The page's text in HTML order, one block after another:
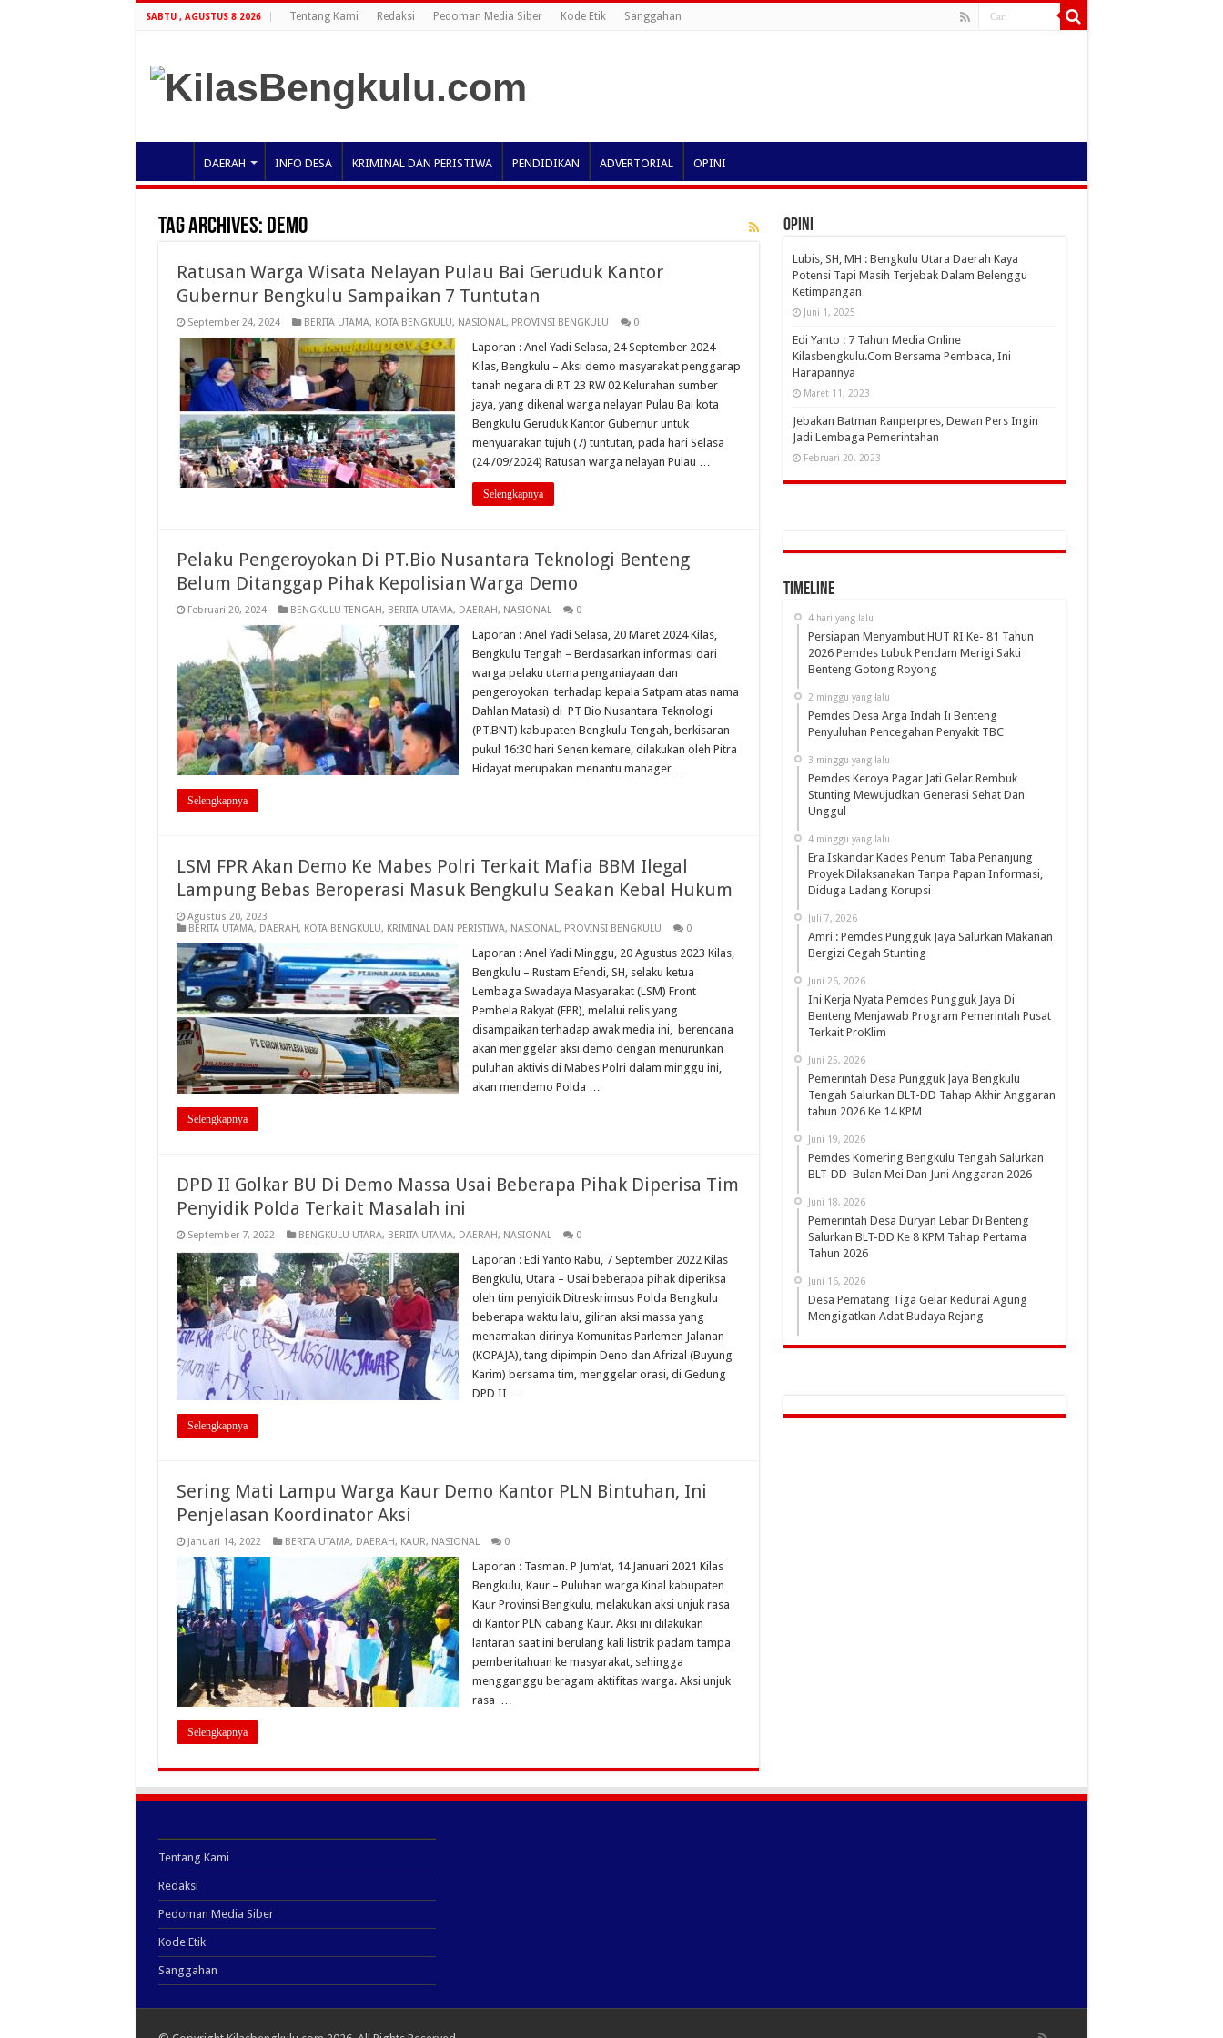
SABTU , AGUSTUS 8 2026 Tentang Kami Redaksi Pedoman Media Siber Kode Etik Sanggahan
DAERAH INFO DESA KRIMINAL DAN PERISTIWA PENDIDIKAN ADVERTORIAL OPINI
Tag Archives: Demo
Ratusan Warga Wisata Nelayan Pulau Bai Geruduk Kantor
Gubernur Bengkulu Sampaikan 7 Tuntutan
September 24, 2024 BERITA UTAMA, KOTA BENGKULU, NASIONAL, PROVINSI BENGKULU 0
Laporan : Anel Yadi Selasa, 24 September 2024
Kilas, Bengkulu – Aksi demo masyarakat penggarap
tanah negara di RT 23 RW 02 Kelurahan sumber
jaya, yang dikenal warga nelayan Pulau Bai kota
Bengkulu Geruduk Kantor Gubernur untuk
menyuarakan tujuh (7) tuntutan, pada hari Selasa
(24 /09/2024) Ratusan warga nelayan Pulau …
Selengkapnya
Pelaku Pengeroyokan Di PT.Bio Nusantara Teknologi Benteng
Belum Ditanggap Pihak Kepolisian Warga Demo
Februari 20, 2024 BENGKULU TENGAH, BERITA UTAMA, DAERAH, NASIONAL 0
Laporan : Anel Yadi Selasa, 20 Maret 2024 Kilas,
Bengkulu Tengah – Berdasarkan informasi dari
warga pelaku utama penganiayaan dan
pengeroyokan terhadap kepala Satpam atas nama
Dahlan Matasi) di PT Bio Nusantara Teknologi
(PT.BNT) kabupaten Bengkulu Tengah, berkisaran
pukul 16:30 hari Senen kemare, dilakukan oleh Pitra
Hidayat merupakan menantu manager …
Selengkapnya
LSM FPR Akan Demo Ke Mabes Polri Terkait Mafia BBM Ilegal
Lampung Bebas Beroperasi Masuk Bengkulu Seakan Kebal Hukum
Agustus 20, 2023
BERITA UTAMA, DAERAH, KOTA BENGKULU, KRIMINAL DAN PERISTIWA, NASIONAL, PROVINSI BENGKULU 0
Laporan : Anel Yadi Minggu, 20 Agustus 2023 Kilas,
Bengkulu – Rustam Efendi, SH, selaku ketua
Lembaga Swadaya Masyarakat (LSM) Front
Pembela Rakyat (FPR), melalui relis yang
disampaikan terhadap awak media ini, berencana
akan menggelar aksi demo dengan menurunkan
puluhan aktivis di Mabes Polri dalam minggu ini,
akan mendemo Polda …
Selengkapnya
DPD II Golkar BU Di Demo Massa Usai Beberapa Pihak Diperisa Tim
Penyidik Polda Terkait Masalah ini
September 7, 2022 BENGKULU UTARA, BERITA UTAMA, DAERAH, NASIONAL 0
Laporan : Edi Yanto Rabu, 7 September 2022 Kilas
Bengkulu, Utara – Usai beberapa pihak diperiksa
oleh tim penyidik Ditreskrimsus Polda Bengkulu
beberapa waktu lalu, giliran aksi massa yang
menamakan dirinya Komunitas Parlemen Jalanan
(KOPAJA), tang dipimpin Deno dan Afrizal (Buyung
Karim) bersama tim, menggelar orasi, di Gedung
DPD II …
Selengkapnya
Sering Mati Lampu Warga Kaur Demo Kantor PLN Bintuhan, Ini
Penjelasan Koordinator Aksi
Januari 14, 2022 BERITA UTAMA, DAERAH, KAUR, NASIONAL 0
Laporan : Tasman. P Jum’at, 14 Januari 2021 Kilas
Bengkulu, Kaur – Puluhan warga Kinal kabupaten
Kaur Provinsi Bengkulu, melakukan aksi unjuk rasa
di Kantor PLN cabang Kaur. Aksi ini dilakukan
lantaran saat ini berulang kali listrik padam tampa
pemberitahuan ke masyarakat, sehingga
mengganggu beragam aktifitas warga. Aksi unjuk
rasa …
Selengkapnya
OPINI
Lubis, SH, MH : Bengkulu Utara Daerah Kaya
Potensi Tapi Masih Terjebak Dalam Belenggu
Ketimpangan
Juni 1, 2025
Edi Yanto : 7 Tahun Media Online
Kilasbengkulu.Com Bersama Pembaca, Ini
Harapannya
Maret 11, 2023
Jebakan Batman Ranperpres, Dewan Pers Ingin
Jadi Lembaga Pemerintahan
Februari 20, 2023
Timeline
4 hari yang lalu
Persiapan Menyambut HUT RI Ke- 81 Tahun
2026 Pemdes Lubuk Pendam Merigi Sakti
Benteng Gotong Royong
2 minggu yang lalu
Pemdes Desa Arga Indah Ii Benteng
Penyuluhan Pencegahan Penyakit TBC
3 minggu yang lalu
Pemdes Keroya Pagar Jati Gelar Rembuk
Stunting Mewujudkan Generasi Sehat Dan
Unggul
4 minggu yang lalu
Era Iskandar Kades Penum Taba Penanjung
Proyek Dilaksanakan Tanpa Papan Informasi,
Diduga Ladang Korupsi
Juli 7, 2026
Amri : Pemdes Pungguk Jaya Salurkan Makanan
Bergizi Cegah Stunting
Juni 26, 2026
Ini Kerja Nyata Pemdes Pungguk Jaya Di
Benteng Menjawab Program Pemerintah Pusat
Terkait ProKlim
Juni 25, 2026
Pemerintah Desa Pungguk Jaya Bengkulu
Tengah Salurkan BLT-DD Tahap Akhir Anggaran
tahun 2026 Ke 14 KPM
Juni 19, 2026
Pemdes Komering Bengkulu Tengah Salurkan
BLT-DD Bulan Mei Dan Juni Anggaran 2026
Juni 18, 2026
Pemerintah Desa Duryan Lebar Di Benteng
Salurkan BLT-DD Ke 8 KPM Tahap Pertama
Tahun 2026
Juni 16, 2026
Desa Pematang Tiga Gelar Kedurai Agung
Mengigatkan Adat Budaya Rejang
Tentang Kami
Redaksi
Pedoman Media Siber
Kode Etik
Sanggahan